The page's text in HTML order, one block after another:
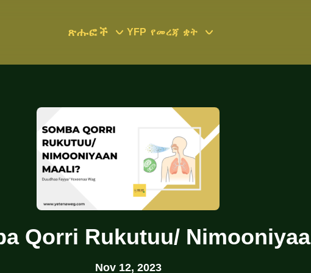
ጽሑፎች YFP የመረጃ ቋት
Qorri Rukutuu/ Nimooniyaa
Nov 12, 2023